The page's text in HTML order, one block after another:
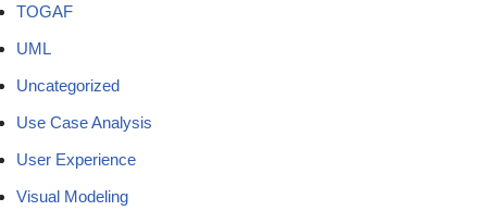
TOGAF
UML
Uncategorized
Use Case Analysis
User Experience
Visual Modeling